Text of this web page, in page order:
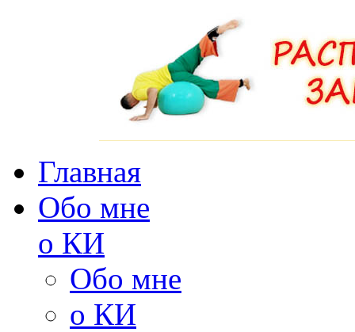
Главная
Обо мне
о КИ
Обо мне
о КИ